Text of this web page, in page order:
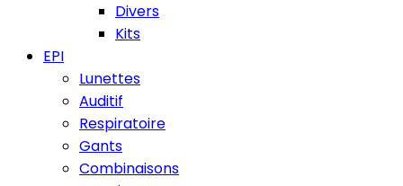
Divers
Kits
EPI
Lunettes
Auditif
Respiratoire
Gants
Combinaisons